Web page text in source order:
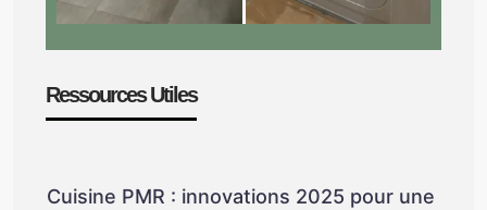
Ressources Utiles
Cuisine PMR : innovations 2025 pour une